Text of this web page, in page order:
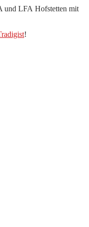
und LFA Hofstetten mit
!